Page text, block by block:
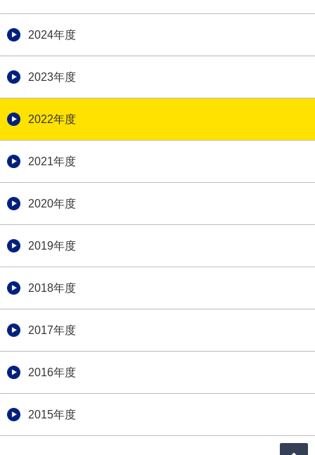
2024年度
2023年度
2022年度
2021年度
2020年度
2019年度
2018年度
2017年度
2016年度
2015年度